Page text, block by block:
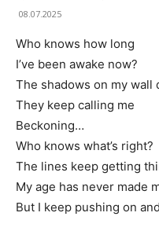
08.07.2025
Who knows how long
I’ve been awake now?
The shadows on my wall
They keep calling me
Beckoning…
Who knows what’s right?
The lines keep getting
My age has never made
But I keep pushing on